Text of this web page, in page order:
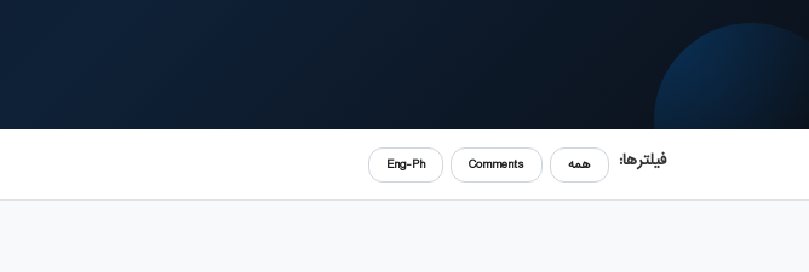
فیلترها: همه Comments
Eng-Ph